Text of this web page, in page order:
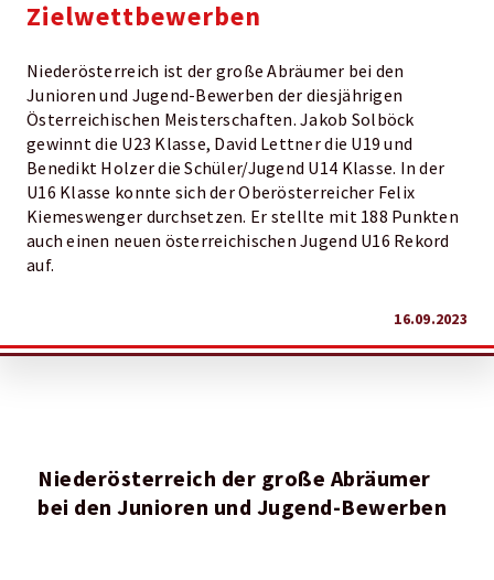
Zielwettbewerben
Niederösterreich ist der große Abräumer bei den
Junioren und Jugend-Bewerben der diesjährigen
Österreichischen Meisterschaften. Jakob Solböck
gewinnt die U23 Klasse, David Lettner die U19 und
Benedikt Holzer die Schüler/Jugend U14 Klasse. In der
U16 Klasse konnte sich der Oberösterreicher Felix
Kiemeswenger durchsetzen. Er stellte mit 188 Punkten
auch einen neuen österreichischen Jugend U16 Rekord
auf.
16.09.2023
Niederösterreich der große Abräumer
bei den Junioren und Jugend-Bewerben